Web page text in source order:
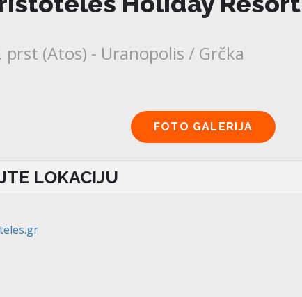
prst (Atos) - Uranopolis / Grčka
LOKACIJU